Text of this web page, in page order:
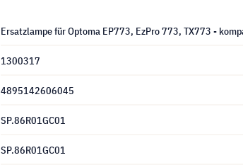
Ersatzlampe für Optoma EP773, EzPro 773, TX773 -
1300317
4895142606045
SP.86R01GC01
SP.86R01GC01